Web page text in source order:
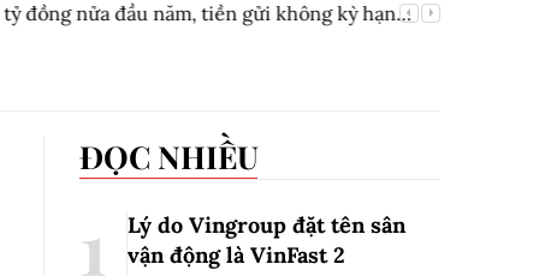
đồng nửa đầu năm, tiền gửi không kỳ hạn
ĐỌC NHIỀU
Lý do Vingroup đặt tên sân
vận động là VinFast2